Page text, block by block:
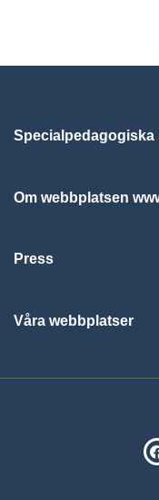
Om webbplatsen
Press
Våra webbplatser